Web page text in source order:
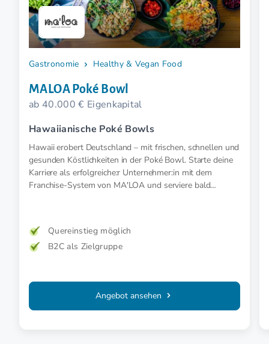
Gastronomie Healthy & Vegan Food
MALOA Poké Bowl
ab 40.000 € Eigenkapital
Hawaiianische Poké Bowls
Hawaii erobert Deutschland – mit frischen, schnellen und
gesunden Köstlichkeiten in der Poké Bowl. Starte deine
Karriere als erfolgreiche:r Unternehmer:in mit dem
Franchise-System von MA'LOA und serviere bald
Quereinstieg möglich
B2C als Zielgruppe
Angebot ansehen